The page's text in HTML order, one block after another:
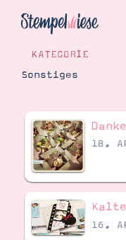
Hier
Katalog
Bestellen
Kontakt
KATEGORIE
Sonstiges
18.
16.